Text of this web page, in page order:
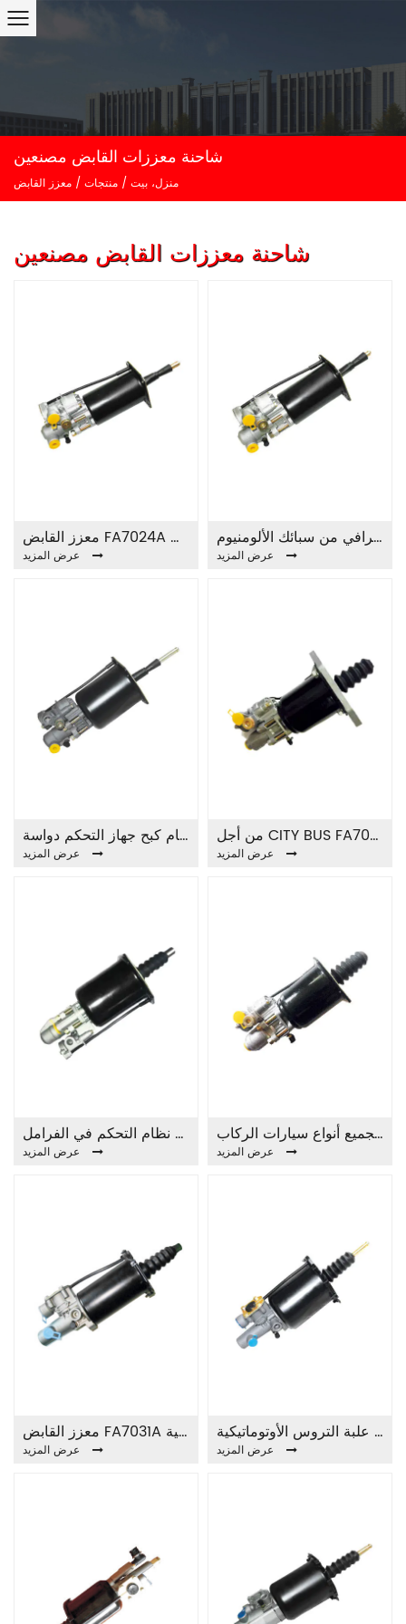
شاحنة معززات القابض مصنعين
منزل، بيت / منتجات / معزز القابض
شاحنة معززات القابض مصنعين
معزز القابض FA7024A الأصلي
عرض المزيد
معزز القابض الاحترافي من سبائك الألومنيوم FA7025A
عرض المزيد
أحدث نظام كبح جهاز التحكم دواسة FA7026A CLUTCH BOOSTER
عرض المزيد
من أجل CITY BUS FA7027A CLUTCH BOOSTER
عرض المزيد
ملحقات نظام التحكم في الفرامل FA7028A CLUTCH BOOSTER
عرض المزيد
مناسبة لجميع أنواع سيارات الركاب FA7029A CLUTCH BOOSTER
عرض المزيد
معزز القابض FA7031A بجودة احترافية وأصلية
عرض المزيد
قطع غيار علبة التروس الأوتوماتيكية FA7032A CLUTCH BOOSTER
عرض المزيد